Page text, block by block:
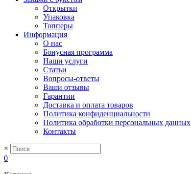
Открытки
Упаковка
Топперы
Информация
О нас
Бонусная программа
Наши услуги
Статьи
Вопросы-ответы
Ваши отзывы
Гарантии
Доставка и оплата товаров
Политика конфиденциальности
Политика обработки персональных данных
Контакты
×
0